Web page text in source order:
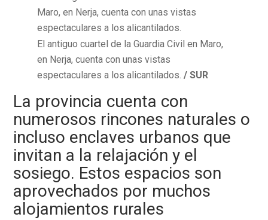
El antiguo cuartel de la Guardia Civil en Maro,
en Nerja, cuenta con unas vistas
espectaculares a los alicantilados. / SUR
La provincia cuenta con
numerosos rincones naturales o
incluso enclaves urbanos que
invitan a la relajación y el
sosiego. Estos espacios son
aprovechados por muchos
alojamientos rurales